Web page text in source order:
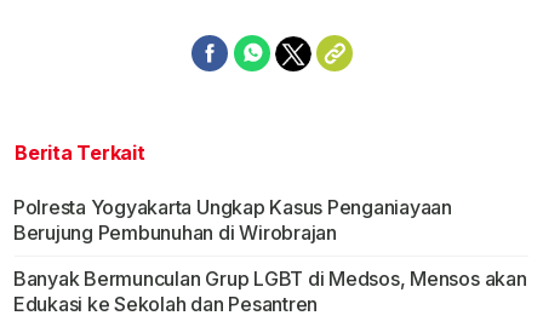
Berita Terkait
Polresta Yogyakarta Ungkap Kasus Penganiayaan
Berujung Pembunuhan di Wirobrajan
Banyak Bermunculan Grup LGBT di Medsos, Mensos akan
Edukasi ke Sekolah dan Pesantren